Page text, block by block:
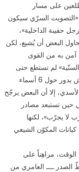
على مسار
«التصويت السرّي سيكون
حقيبة الداخلية»،
البعض أن يُشيع، لكن
به من القوى
لم تستطع حتى
الآن حسم مرشّحها لها، وسط حديث عن أن النقاش يدور حول 6 أسماء
إلا أن البعض يرجّح
حين تستبعد مصادر
لا يجرّب»، لكنها
المكوّن الشيعي
مراهِناً على
ــــ العامري من